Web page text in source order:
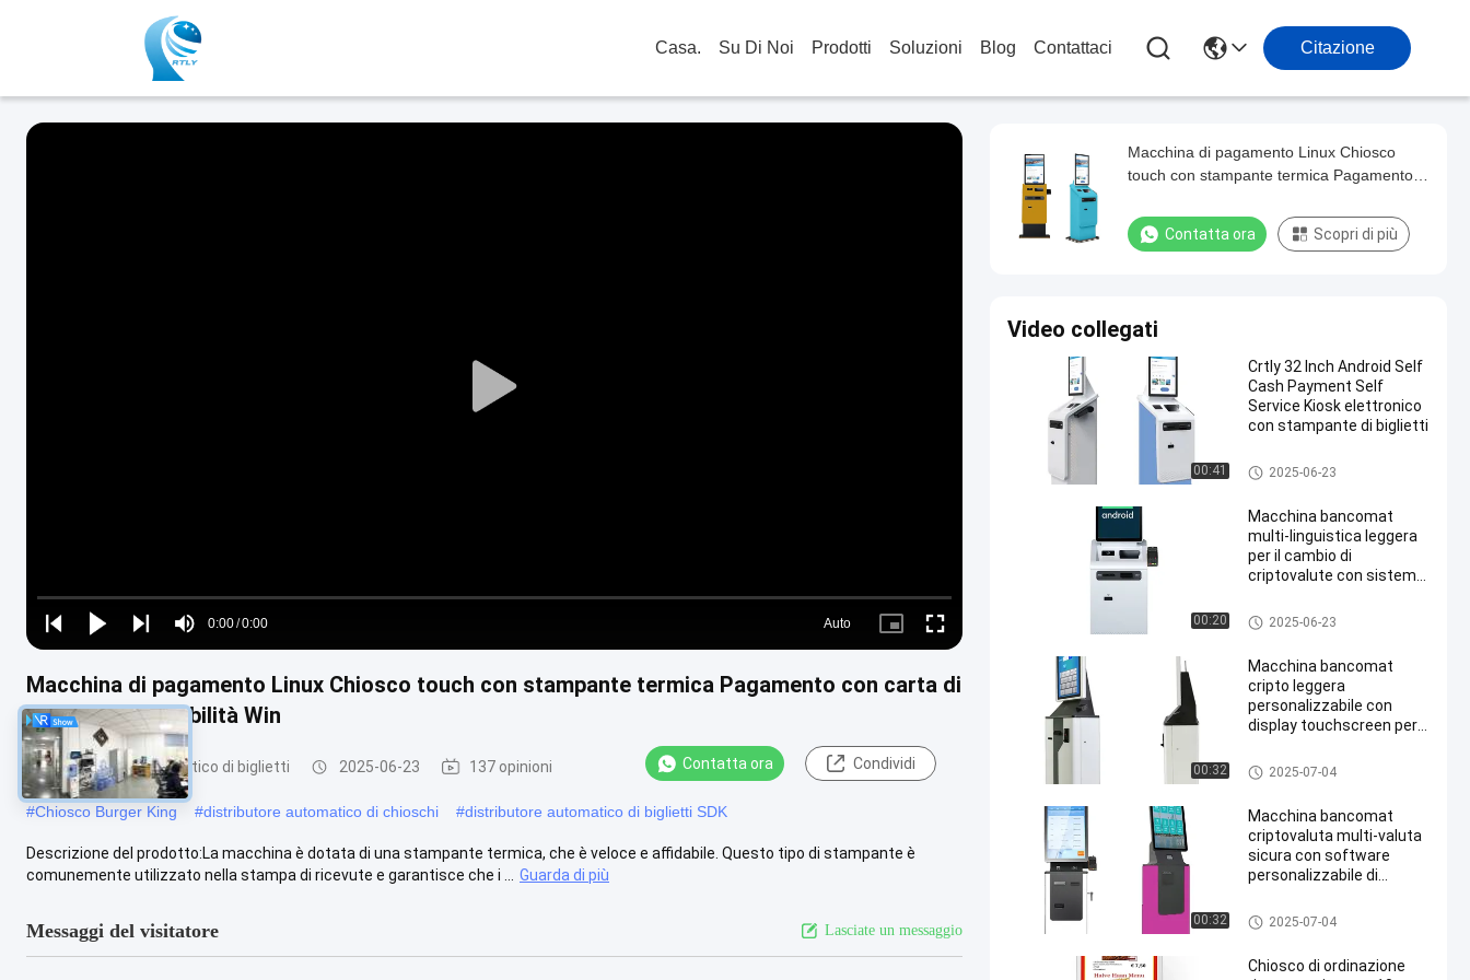
Casa. Su Di Noi Prodotti Soluzioni Blog Contattaci Citazione
Play
Play
Play
Play
Mute
Time
0:00/0:00
Loaded:
0%
Auto
Picture- Fullscreen
Macchina di pagamento Linux Chiosco touch con stampante termica Pagamento con carta di
credito Compatibilità Win
Distributore automatico di biglietti 2025-06-23 137 opinioni Contatta ora Condividi
#Chiosco Burger King #distributore automatico di chioschi #distributore automatico di biglietti SDK
Descrizione del prodotto:La macchina è dotata di una stampante termica, che è veloce e affidabile. Questo tipo di stampante è
comunemente utilizzato nella stampa di ricevute e garantisce che i ...
Guarda di più
Messaggi del visitatore Lasciate un messaggio
Macchina di pagamento Linux Chiosco
touch con stampante termica Pagamento
Contatta ora Scopri di più
Video collegati
00:41
Crtly 32 Inch Android Self
Cash Payment Self
Service Kiosk elettronico
con stampante di biglietti
Chiosco self-service
2025-06-23
00:20
Macchina bancomat
multi-linguistica leggera
per il cambio di
criptovalute con sistema
Bancomat crittografico
2025-06-23
00:32
Macchina bancomat
cripto leggera
personalizzabile con
display touchscreen per
carte di credito
Bancomat crittografico
2025-07-04
00:32
Macchina bancomat
criptovaluta multi-valuta
sicura con software
personalizzabile di
Android OS.
Bancomat crittografico
2025-07-04
Chiosco di ordinazione